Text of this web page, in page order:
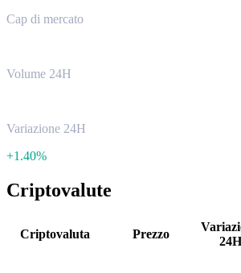
Cap di mercato
Volume 24H
Variazione 24H
+1.40%
Criptovalute
Criptovaluta Prezzo
24H